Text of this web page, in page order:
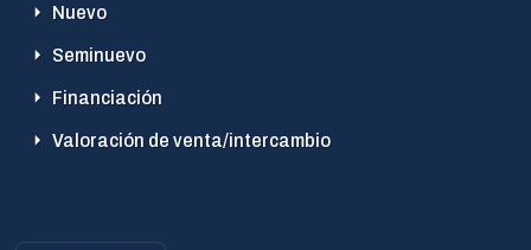
Nuevo
Seminuevo
Financiación
Valoración de venta/intercambio